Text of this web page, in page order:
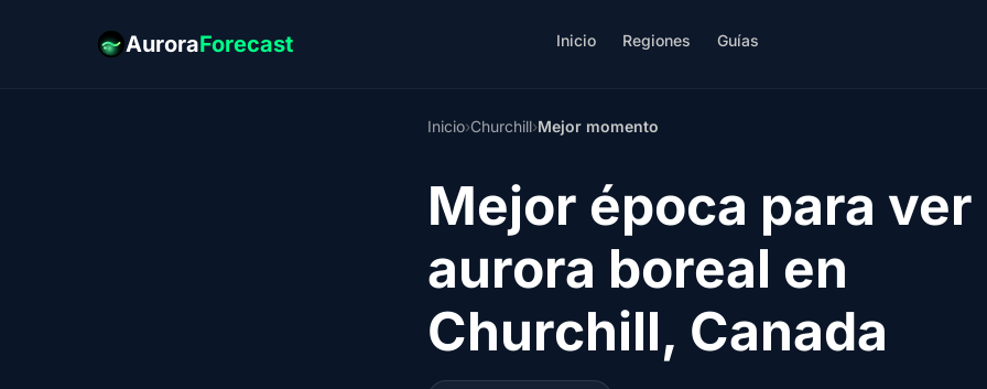
AuroraForecast Inicio Regiones Guías
Inicio›Churchill›Mejor momento
Mejor época para ver
aurora boreal en
Churchill, Canada